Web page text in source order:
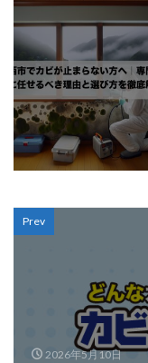
Prev
2026年5月10日